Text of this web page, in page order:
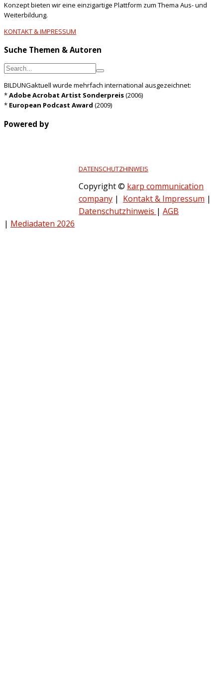
Konzept bieten wir eine einzigartige Plattform zum Thema Aus- und
Weiterbildung.
KONTAKT & IMPRESSUM
Suche Themen & Autoren
BILDUNGaktuell wurde mehrfach international ausgezeichnet:
*Adobe Acrobat Artist Sonderpreis(2006)
* European Podcast Award (2009)
Powered by
DATENSCHUTZHINWEIS
Copyright © karp communication
company | Kontakt & Impressum |
Datenschutzhinweis | AGB
| Mediadaten 2026